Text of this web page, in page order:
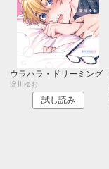
ウラハラ・ドリーミング
淀川ゆお
試し読み